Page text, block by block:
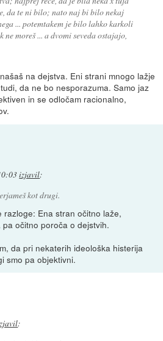
da te ni bilo; nato naj bi bilo nekaj
... potemtakem je bilo lahko karkoli
moreš ... a dvomi seveda ostajajo,
na dejstva. Eni strani mnogo lažje
da ne bo nesporazuma. Samo jaz
in se odločam racionalno,
izjavil:
kot drugi.
Ena stran očitno laže,
očitno poroča o dejstvih.
da pri nekaterih ideološka histerija
smo pa objektivni.
: